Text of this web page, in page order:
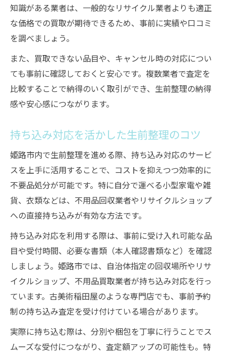
知識がある業者は、一般的なリサイクル業者よりも適正
な価格での買取が期待できるため、事前に実績や口コミ
を調べましょう。
また、買取できない品目や、キャンセル時の対応につい
ても事前に確認しておくと安心です。複数業者で査定を
比較することで納得のいく取引ができ、生前整理の納得
感や安心感につながります。
持ち込み対応を活かした生前整理のコツ
姫路市内で生前整理を進める際、持ち込み対応のサービ
スを上手に活用することで、コストを抑えつつ効率的に
不要品処分が可能です。特に自分で運べる小型家電や雑
貨、衣類などは、不用品回収業者やリサイクルショップ
への直接持ち込みが有効な方法です。
持ち込み対応を利用する際は、事前に受け入れ可能な品
目や受付時間、必要な書類（本人確認書類など）を確認
しましょう。姫路市では、自治体指定の回収場所やリサ
イクルショップ、不用品買取業者が持ち込み対応を行っ
ています。古美術稲田屋のような専門店でも、事前予約
制の持ち込み査定を受け付けている場合があります。
実際に持ち込む際は、分別や梱包を丁寧に行うことでス
ムーズな受付につながり、査定額アップの可能性も。特